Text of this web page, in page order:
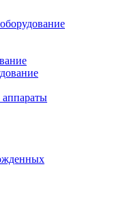
аппараты